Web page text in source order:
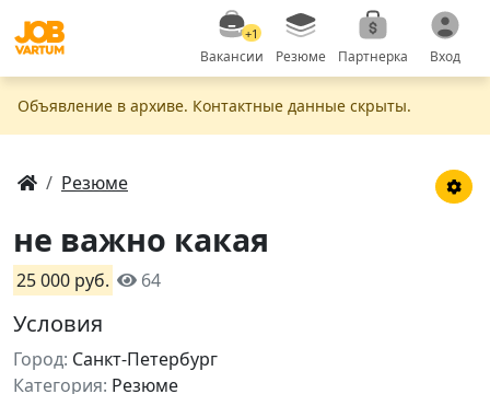
+1
Вакансии Резюме Партнерка Вход
Объявление в apxивe. Контактные данные скрыты.
Резюме
не важно какая
25 000 руб. 64
Условия
Город: Санкт-Петербург
Категория: Резюме